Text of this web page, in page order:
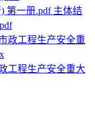
主体结
工程生产安全重大